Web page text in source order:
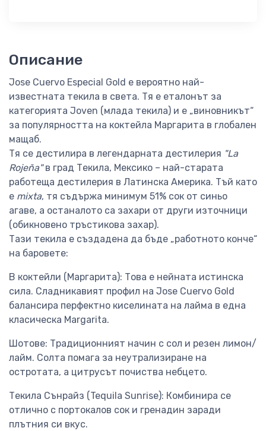
Описание
Jose Cuervo Especial Gold е вероятно най-
известната текила в света. Тя е еталонът за
категорията Joven (млада текила) и е „виновникът“
за популярността на коктейла Маргарита в глобален
мащаб.
Тя се дестилира в легендарната дестилерия "La
Rojeña"в град Текила, Мексико – най-старата
работеща дестилерия в Латинска Америка. Тъй като
е mixta, тя съдържа минимум 51% сок от синьо
агаве, а останалото са захари от други източници
(обикновено тръстикова захар).
Тази текила е създадена да бъде „работното конче“
на баровете:
В коктейли (Маргарита): Това е нейната истинска
сила. Сладникавият профил на Jose Cuervo Gold
балансира перфектно киселината на лайма в една
класическа Margarita.
Шотове: Традиционният начин с сол и резен лимон/
лайм. Солта помага за неутрализиране на
остротата, а цитрусът почиства небцето.
Текила Сънрайз (Tequila Sunrise): Комбинира се
отлично с портокалов сок и гренадин заради
плътния си вкус.